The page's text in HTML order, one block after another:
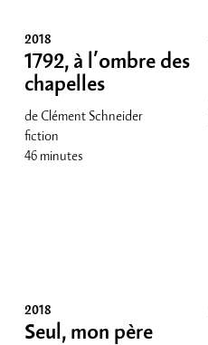
2018
1792, à l’ombre des
chapelles
de Clément Schneider
fiction
46 minutes
2018
Seul, mon père